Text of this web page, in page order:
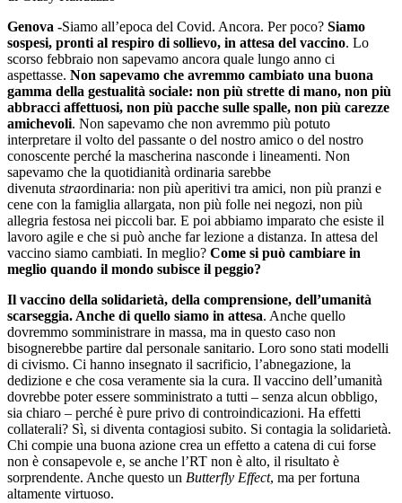
Genova -Siamo all’epoca del Covid. Ancora. Per poco? Siamo
sospesi, pronti al respiro di sollievo, in attesa del vaccino. Lo
scorso febbraio non sapevamo ancora quale lungo anno ci
aspettasse. Non sapevamo che avremmo cambiato una buona
gamma della gestualità sociale: non più strette di mano, non più
abbracci affettuosi, non più pacche sulle spalle, non più carezze
amichevoli. Non sapevamo che non avremmo più potuto
interpretare il volto del passante o del nostro amico o del nostro
conoscente perché la mascherina nasconde i lineamenti. Non
sapevamo che la quotidianità ordinaria sarebbe
divenuta straordinaria: non più aperitivi tra amici, non più pranzi e
cene con la famiglia allargata, non più folle nei negozi, non più
allegria festosa nei piccoli bar. E poi abbiamo imparato che esiste il
lavoro agile e che si può anche far lezione a distanza. In attesa del
vaccino siamo cambiati. In meglio? Come si può cambiare in
meglio quando il mondo subisce il peggio?
Il vaccino della solidarietà, della comprensione, dell’umanità
scarseggia. Anche di quello siamo in attesa. Anche quello
dovremmo somministrare in massa, ma in questo caso non
bisognerebbe partire dal personale sanitario. Loro sono stati modelli
di civismo. Ci hanno insegnato il sacrificio, l’abnegazione, la
dedizione e che cosa veramente sia la cura. Il vaccino dell’umanità
dovrebbe poter essere somministrato a tutti – senza alcun obbligo,
sia chiaro – perché è pure privo di controindicazioni. Ha effetti
collaterali? Sì, si diventa contagiosi subito. Si contagia la solidarietà.
Chi compie una buona azione crea un effetto a catena di cui forse
non è consapevole e, se anche l’RT non è alto, il risultato è
sorprendente. Anche questo un Butterfly Effect, ma per fortuna
altamente virtuoso.